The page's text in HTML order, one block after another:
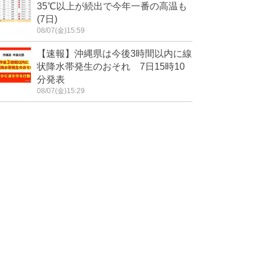
35℃以上が続出で今年一番の高温も
(7日)
08/07(金)15:59
【速報】沖縄県は今後3時間以内に線
状降水帯発生のおそれ 7日15時10
分発表
08/07(金)15:29